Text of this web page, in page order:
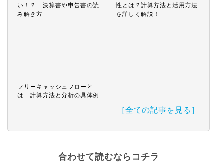
い！？ 決算書や申告書の読
み解き方
性とは？計算方法と活用方法
を詳しく解説！
フリーキャッシュフローと
は 計算方法と分析の具体例
［全ての記事を見る］
合わせて読むならコチラ